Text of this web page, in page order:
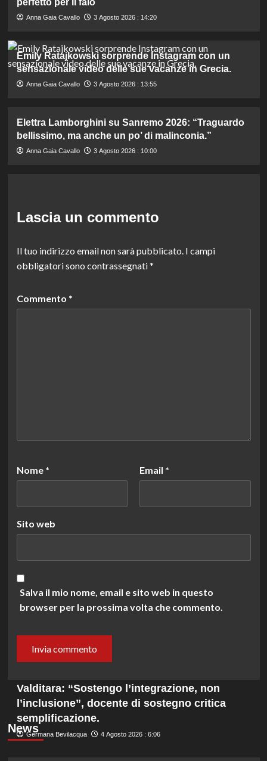
perfetto per il falò
Anna Gaia Cavallo 3 Agosto 2026 : 14:20
Emily Ratajkowski sorprende Instagram con un
sensazionale video delle sue vacanze in Grecia.
Anna Gaia Cavallo 3 Agosto 2026 : 13:55
Elettra Lamborghini su Sanremo 2026: “Traguardo
bellissimo, ma anche un po’ di malinconia.”
Anna Gaia Cavallo 3 Agosto 2026 : 10:00
Lascia un commento
Il tuo indirizzo email non sarà pubblicato. I campi
obbligatori sono contrassegnati*
Commento *
Nome * Email *
Sito web
Salva il mio nome, email e sito web in questo
browser per la prossima volta che commento.
News
Valditara: “Sostengo l’integrazione, non
l’inclusione”, docente di sostegno critica
semplificazione.
Germana Bevilacqua 4 Agosto 2026 : 6:06